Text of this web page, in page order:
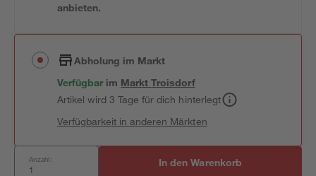
anbieten.
Abholung im Markt
Verfügbar im MarktTroisdorf
Artikel wird 3 Tage für dich hinterlegt
Verfügbarkeit in anderen Märkten
Anzahl: In den Warenkorb